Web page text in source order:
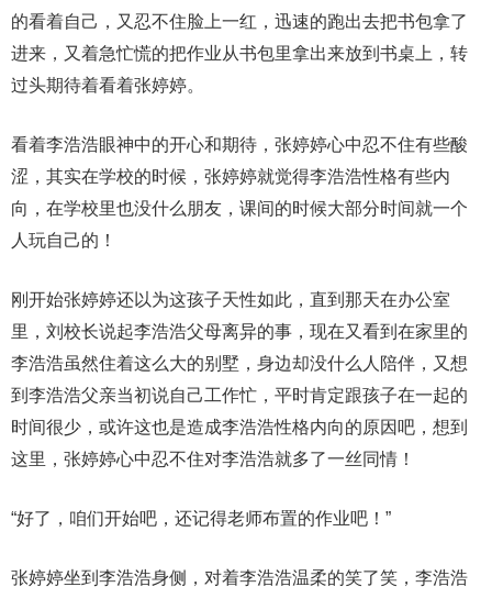
的看着自己，又忍不住脸上一红，迅速的跑出去把书包拿了
进来，又着急忙慌的把作业从书包里拿出来放到书桌上，转
过头期待着看着张婷婷。
看着李浩浩眼神中的开心和期待，张婷婷心中忍不住有些酸
涩，其实在学校的时候，张婷婷就觉得李浩浩性格有些内
向，在学校里也没什么朋友，课间的时候大部分时间就一个
人玩自己的！
刚开始张婷婷还以为这孩子天性如此，直到那天在办公室
里，刘校长说起李浩浩父母离异的事，现在又看到在家里的
李浩浩虽然住着这么大的别墅，身边却没什么人陪伴，又想
到李浩浩父亲当初说自己工作忙，平时肯定跟孩子在一起的
时间很少，或许这也是造成李浩浩性格内向的原因吧，想到
这里，张婷婷心中忍不住对李浩浩就多了一丝同情！
“好了，咱们开始吧，还记得老师布置的作业吧！”
张婷婷坐到李浩浩身侧，对着李浩浩温柔的笑了笑，李浩浩